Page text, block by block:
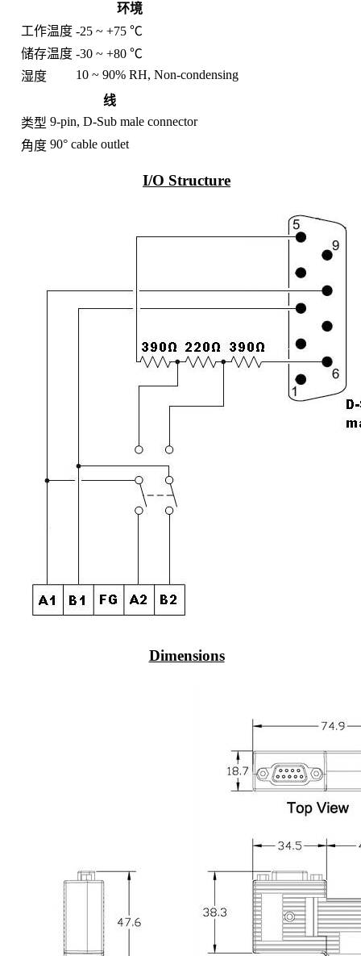
环境
工作温度 -25 ~ +75 ℃
储存温度 -30 ~ +80 ℃
湿度
10 ~ 90% RH, Non-condensing
线
类型 9-pin, D-Sub male connector
角度 90° cable outlet
I/O Structure
Dimensions